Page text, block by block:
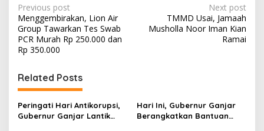
P
o
s
t
n
a
v
Previous post
Menggembirakan, Lion Air
Group Tawarkan Tes Swab
PCR Murah Rp 250.000 dan
Rp 350.000
Next post
TMMD Usai, Jamaah
Musholla Noor Iman Kian
Ramai
Related Posts
Peringati Hari Antikorupsi,
Gubernur Ganjar Lantik
Hari Ini, Gubernur Ganjar
Berangkatkan Bantuan